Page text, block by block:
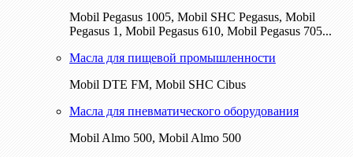
Mobil Pegasus 1005, Mobil SHC Pegasus, Mobil
Pegasus 1, Mobil Pegasus 610, Mobil Pegasus 705...
Масла для пищевой промышленности
Mobil DTE FM, Mobil SHC Cibus
Масла для пневматического оборудования
Mobil Almo 500, Mobil Almo 500